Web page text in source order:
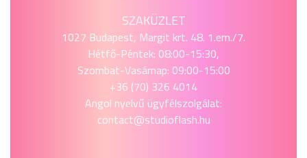
SZAKÜZLET
1027 Budapest, Margit krt. 48. 1.em./7.
Hétfő-Péntek: 08:00-15:30,
Szombat-Vasárnap: 09:00-15:00
+36 (70) 326 4014
Angol nyelvű ügyfélszolgálat:
contact@studioflash.hu